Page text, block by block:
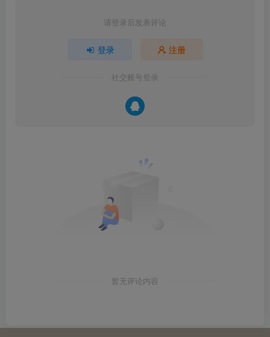
请登录后发表评论
登录 注册
社交账号登录
暂无评论内容